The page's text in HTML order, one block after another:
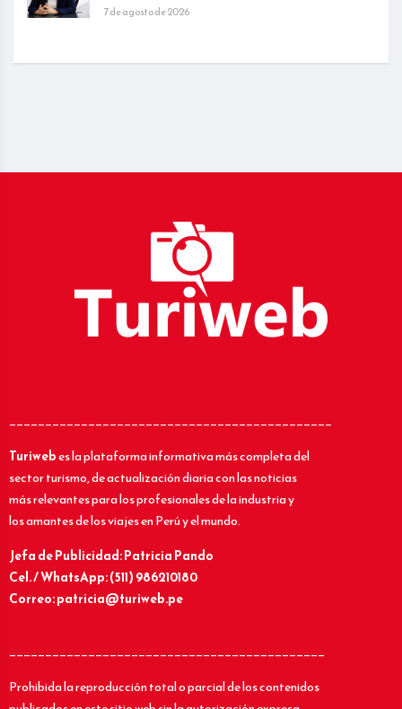
7 de agosto de 2026
_____________________________________________
Turiwebes la plataforma informativa más completa del
sector turismo, de actualización diaria con las noticias
más relevantes para los profesionales de la industria y
los amantes de los viajes en Perú y el mundo.
Jefa de Publicidad: Patricia Pando
Cel. / WhatsApp: (511) 986210180
Correo: patricia@turiweb.pe
____________________________________________
Prohibida la reproducción total o parcial de los contenidos